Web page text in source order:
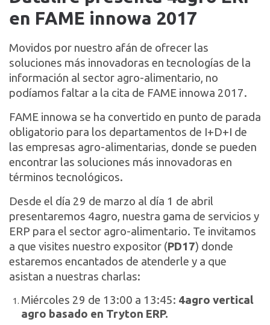
en FAME innowa 2017
Movidos por nuestro afán de ofrecer las
soluciones más innovadoras en tecnologías de la
información al sector agro-alimentario, no
podíamos faltar a la cita de FAME innowa 2017.
FAME innowa se ha convertido en punto de parada
obligatorio para los departamentos de I+D+I de
las empresas agro-alimentarias, donde se pueden
encontrar las soluciones más innovadoras en
términos tecnológicos.
Desde el día 29 de marzo al día 1 de abril
presentaremos 4agro, nuestra gama de servicios y
ERP para el sector agro-alimentario. Te invitamos
a que visites nuestro expositor (PD17) donde
estaremos encantados de atenderle y a que
asistan a nuestras charlas:
Miércoles 29 de 13:00 a 13:45: 4agro vertical
agro basado en Tryton ERP.